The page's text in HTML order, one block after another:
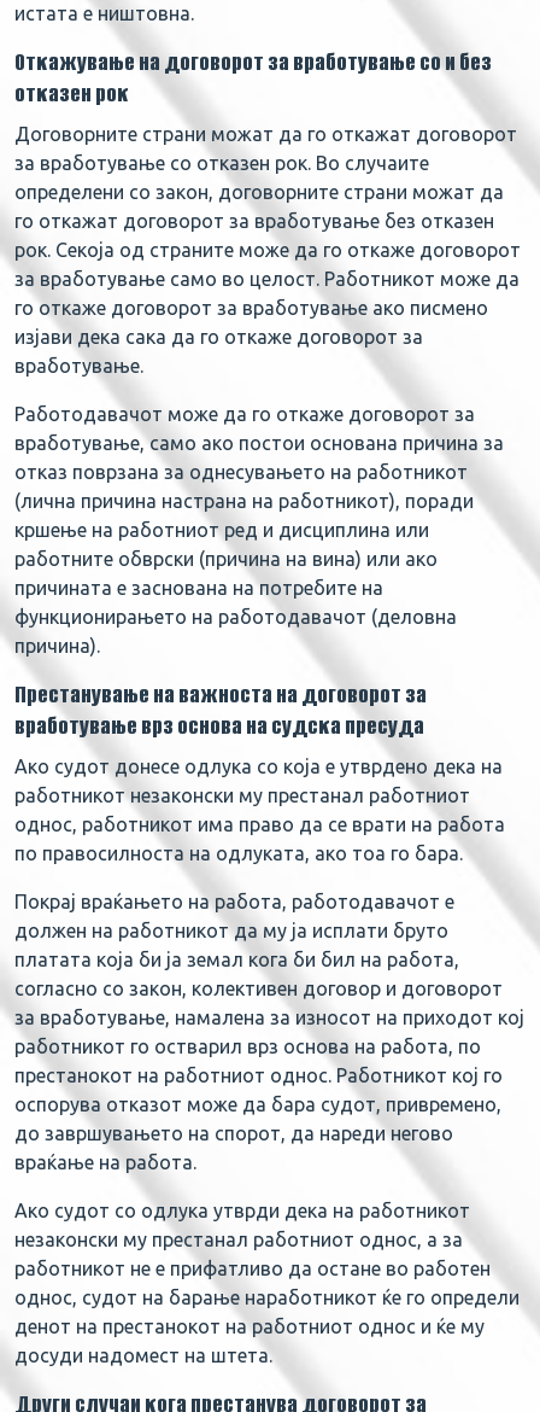
истата е ништовна.
Откажување на договорот за вработување со и без
отказен рок
Договорните страни можат да го откажат договорот
за вработување со отказен рок. Во случаите
определени со закон, договорните страни можат да
го откажат договорот за вработување без отказен
рок. Секоја од страните може да го откаже договорот
за вработување само во целост. Работникот може да
го откаже договорот за вработување ако писмено
изјави дека сака да го откаже договорот за
вработување.
Работодавачот може да го откаже договорот за
вработување, само ако постои основана причина за
отказ поврзана за однесувањето на работникот
(лична причина настрана на работникот), поради
кршење на работниот ред и дисциплина или
работните обврски (причина на вина) или ако
причината е заснована на потребите на
функционирањето на работодавачот (деловна
причина).
Престанување на важноста на договорот за
вработување врз основа на судска пресуда
Ако судот донесе одлука со која е утврдено дека на
работникот незаконски му престанал работниот
однос, работникот има право да се врати на работа
по правосилноста на одлуката, ако тоа го бара.
Покрај враќањето на работа, работодавачот е
должен на работникот да му ја исплати бруто
платата која би ја земал кога би бил на работа,
согласно со закон, колективен договор и договорот
за вработување, намалена за износот на приходот кој
работникот го остварил врз основа на работа, по
престанокот на работниот однос. Работникот кој го
оспорува отказот може да бара судот, привремено,
до завршувањето на спорот, да нареди негово
враќање на работа.
Ако судот со одлука утврди дека на работникот
незаконски му престанал работниот однос, а за
работникот не е прифатливо да остане во работен
однос, судот на барање наработникот ќе го определи
денот на престанокот на работниот однос и ќе му
досуди надомест на штета.
Други случаи кога престанува договорот за